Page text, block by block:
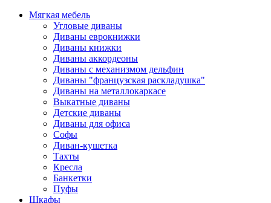
Мягкая мебель
Угловые диваны
Диваны еврокнижки
Диваны книжки
Диваны аккордеоны
Диваны с механизмом дельфин
Диваны "французская раскладушка"
Диваны на металлокаркасе
Выкатные диваны
Детские диваны
Диваны для офиса
Софы
Диван-кушетка
Тахты
Кресла
Банкетки
Пуфы
Шкафы